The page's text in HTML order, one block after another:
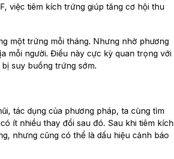
việc tiêm kích trứng giúp tăng cơ hội thu
một trứng mỗi tháng. Nhưng nhờ phương
mỗi người. Điều này cực kỳ quan trọng với
suy buồng trứng sớm.
tác dụng của phương pháp, ta cùng tìm
ít nhiều thay đổi sau đó. Sau khi tiêm kích
nhưng cũng có thể là dấu hiệu cảnh báo